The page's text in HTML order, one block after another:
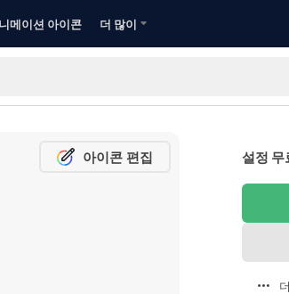
메이션 아이콘 더 많이
아이콘 편집 설정 무